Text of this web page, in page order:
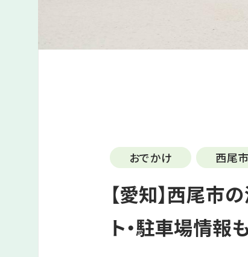
おでかけ 西尾市
【愛知】西尾市
ト・駐車場情報